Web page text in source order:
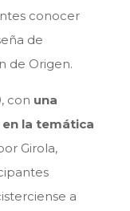
conocer
de
de Origen.
con una
la temática
Girola,
a